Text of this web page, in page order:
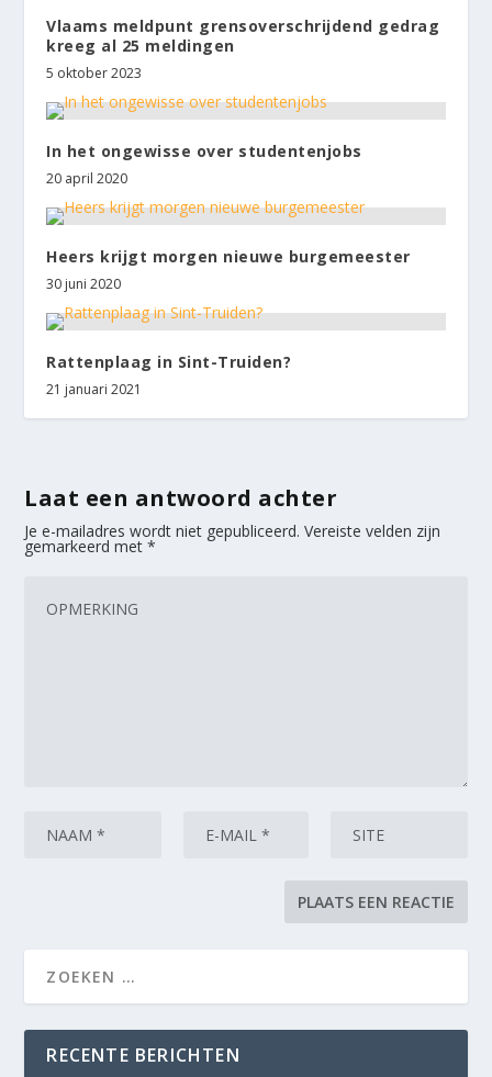
Vlaams meldpunt grensoverschrijdend gedrag
kreeg al 25 meldingen
5 oktober 2023
In het ongewisse over studentenjobs
20 april 2020
Heers krijgt morgen nieuwe burgemeester
30 juni 2020
Rattenplaag in Sint-Truiden?
21 januari 2021
Laat een antwoord achter
Je e-mailadres wordt niet gepubliceerd. Vereiste velden zijn
gemarkeerd met*
RECENTE BERICHTEN